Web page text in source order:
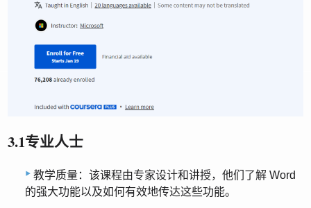
3.1专业人士
教学质量：该课程由专家设计和讲授，他们了解 Word
的强大功能以及如何有效地传达这些功能。